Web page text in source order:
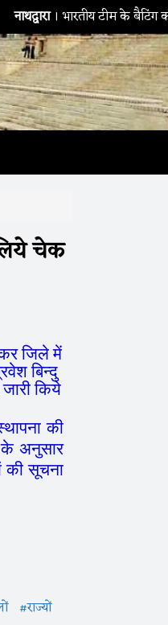
। भारतीय टीम के बैटिंग कोच
चेक
जिले में
बिन्दु
किये
की
के अनुसार
की सूचना
#राज्यों